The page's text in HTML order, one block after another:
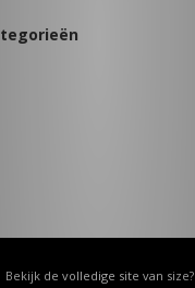
Bekijk de volledige site van size?